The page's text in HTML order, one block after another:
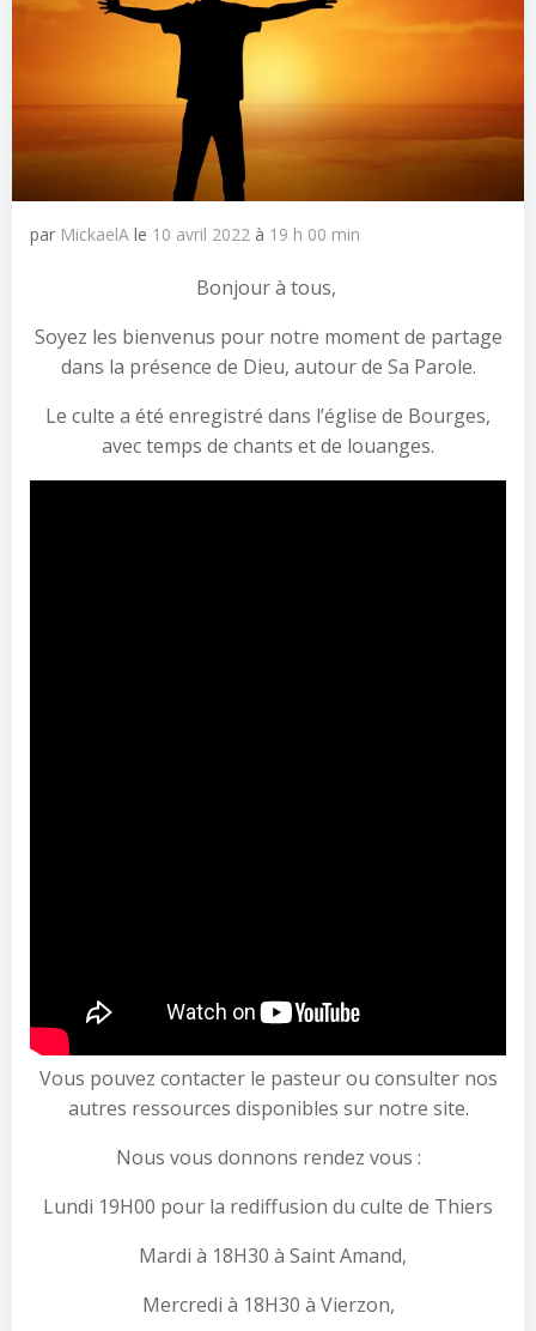
par MickaelA le 10 avril 2022 à 19 h 00 min
Bonjour à tous,
Soyez les bienvenus pour notre moment de partage
dans la présence de Dieu, autour de Sa Parole.
Le culte a été enregistré dans l’église de Bourges,
avec temps de chants et de louanges.
Vous pouvez contacter le pasteur ou consulter nos
autres ressources disponibles sur notre site.
Nous vous donnons rendez vous :
Lundi 19H00 pour la rediffusion du culte de Thiers
Mardi à 18H30 à Saint Amand,
Mercredi à 18H30 à Vierzon,